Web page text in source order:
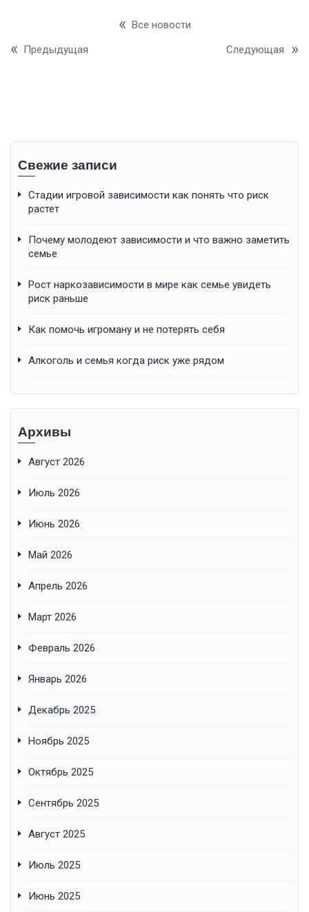
Все новости
Предыдущая
Следующая
Свежие записи
Стадии игровой зависимости как понять что риск
растет
Почему молодеют зависимости и что важно заметить
семье
Рост наркозависимости в мире как семье увидеть
риск раньше
Как помочь игроману и не потерять себя
Алкоголь и семья когда риск уже рядом
Архивы
Август 2026
Июль 2026
Июнь 2026
Май 2026
Апрель 2026
Март 2026
Февраль 2026
Январь 2026
Декабрь 2025
Ноябрь 2025
Октябрь 2025
Сентябрь 2025
Август 2025
Июль 2025
Июнь 2025